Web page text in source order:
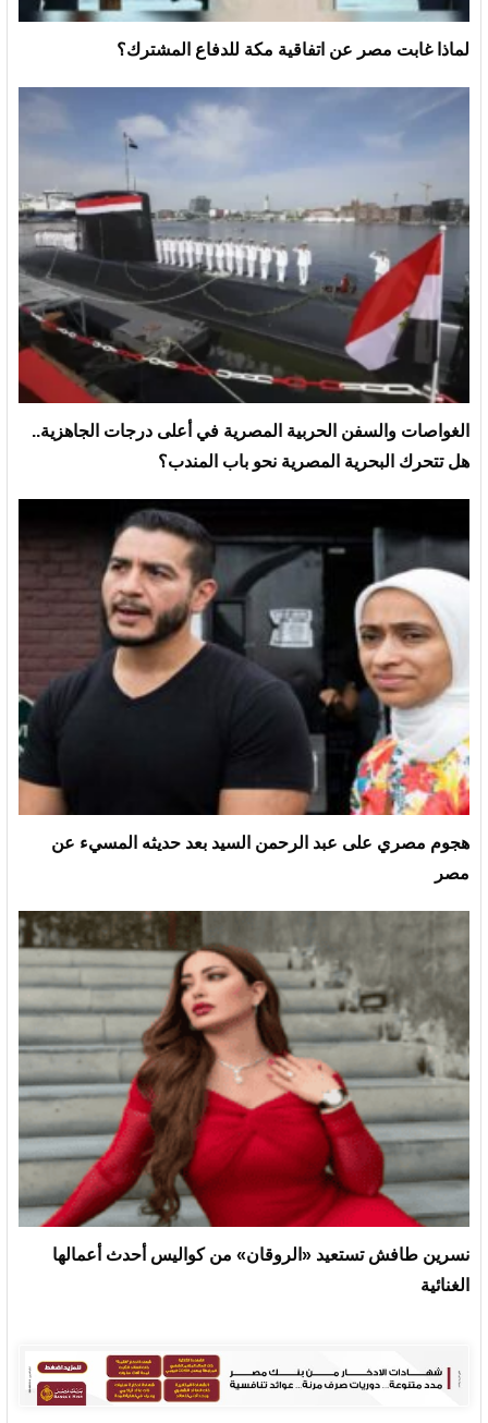
لماذا غابت مصر عن اتفاقية مكة للدفاع المشترك؟
الغواصات والسفن الحربية المصرية في أعلى درجات الجاهزية..
هل تتحرك البحرية المصرية نحو باب المندب؟
هجوم مصري على عبد الرحمن السيد بعد حديثه المسيء عن
مصر
نسرين طافش تستعيد «الروقان» من كواليس أحدث أعمالها
الغنائية